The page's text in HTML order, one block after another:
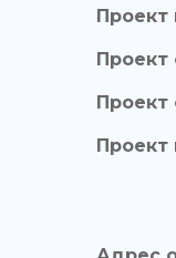
Проект
Проект
Проект
Проект